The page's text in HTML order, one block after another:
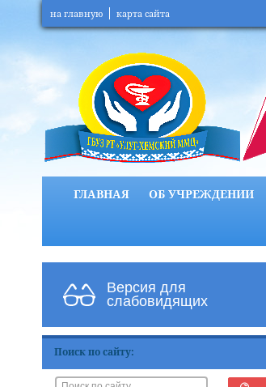
на главную карта сайта
ГЛАВНАЯ ОБ УЧРЕЖДЕНИИ
Версия для
слабовидящих
Поиск по сайту: